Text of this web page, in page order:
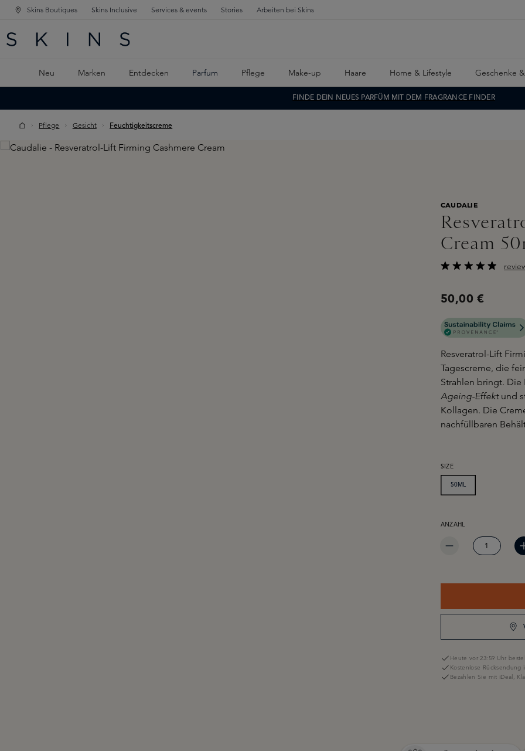
SPRINGEN
SPRINGEN
Skins Boutiques Skins Inclusive Services & events Stories Arbeiten bei Skins
Neu Marken Entdecken Parfum Pflege Make-up Haare Home & Lifestyle Geschenke
FINDE DEIN NEUES PARFÜM MIT DEM FRAGRANCE FINDER
Pflege Gesicht Feuchtigkeitscreme
Skip image gallery
CAUDALIE
Cream
50,00 €
Resveratrol-Lift
Tagescreme, die
Strahlen bringt.
Ageing-Effektund
Kollagen. Die
nachfüllbaren
SIZEAUSWÄHLEN
50ML
PRODUKT ANZAHL: GIB
ANZAHL
Heute vor 23:59 Uhr
Kostenlose Rücksendung
Bezahlen Sie mit iDeal,